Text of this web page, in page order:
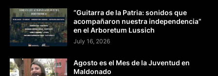
“Guitarra de la Patria: sonidos que
acompañaron nuestra independencia”
en el Arboretum Lussich
July 16, 2026
Agosto es el Mes de la Juventud en
Maldonado